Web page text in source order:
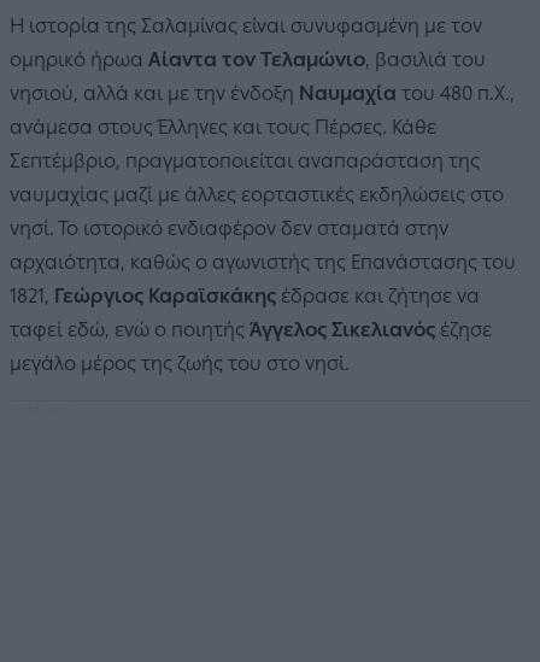
Η ιστορία της Σαλαμίνας είναι συνυφασμένη με τον
ομηρικό ήρωα Αίαντα τον Τελαμώνιο, βασιλιά του
νησιού, αλλά και με την ένδοξη Ναυμαχία του 480 π.Χ.,
ανάμεσα στους Έλληνες και τους Πέρσες. Κάθε
Σεπτέμβριο, πραγματοποιείται αναπαράσταση της
ναυμαχίας μαζί με άλλες εορταστικές εκδηλώσεις στο
νησί. Το ιστορικό ενδιαφέρον δεν σταματά στην
αρχαιότητα, καθώς ο αγωνιστής της Επανάστασης του
1821, Γεώργιος Καραϊσκάκης έδρασε και ζήτησε να
ταφεί εδώ, ενώ ο ποιητής Άγγελος Σικελιανός έζησε
μεγάλο μέρος της ζωής του στο νησί.